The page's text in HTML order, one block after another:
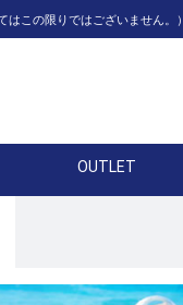
この限りではございません。）
OUTLET